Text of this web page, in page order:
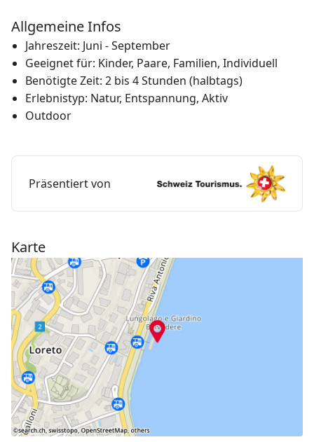
Sprunganlage, Liegeplattform, Umkleidekabinen,
Duschen sowie Verpflegungsmöglichkeiten. Von der
schwimmenden Holzplattform aus geniesst man eine
herrliche Aussicht auf die Berge rund um den See.
Anreise: Mit dem Bus Nr 2 und 4 ab dem Bahnhof bis
«Lugano, Loreto», mit dem Bus Nr 1 ab Paradiso bis
«Lugano, Centrale», von dort ist es ca. 1 km zu Fuss,
Allgemeine Infos
Jahreszeit: Juni - September
Geeignet für: Kinder, Paare, Familien, Individuell
Benötigte Zeit: 2 bis 4 Stunden (halbtags)
Erlebnistyp: Natur, Entspannung, Aktiv
Outdoor
Präsentiert von
Karte